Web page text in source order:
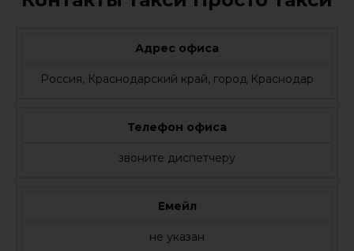
Адрес офиса
Россия, Краснодарский край, город Краснодар
Телефон офиса
звоните диспетчеру
Емейл
не указан